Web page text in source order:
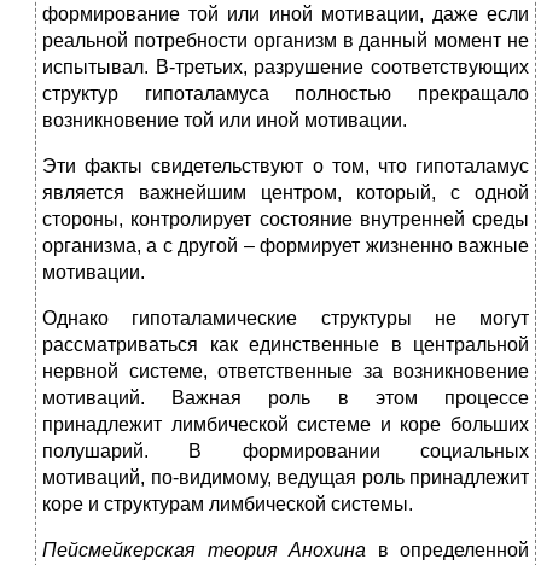
формирование той или иной мотивации, даже если
реальной потребности организм в данный момент не
испытывал. В-третьих, разрушение соответствующих
структур гипоталамуса полностью прекращало
возникновение той или иной мотивации.
Эти факты свидетельствуют о том, что гипоталамус
является важнейшим центром, который, с одной
стороны, контролирует состояние внутренней среды
организма, а с другой – формирует жизненно важные
мотивации.
Однако гипоталамические структуры не могут
рассматриваться как единственные в центральной
нервной системе, ответственные за возникновение
мотиваций. Важная роль в этом процессе
принадлежит лимбической системе и коре больших
полушарий. В формировании социальных
мотиваций, по-видимому, ведущая роль принадлежит
коре и структурам лимбической системы.
Пейсмейкерская теория Анохина в определенной